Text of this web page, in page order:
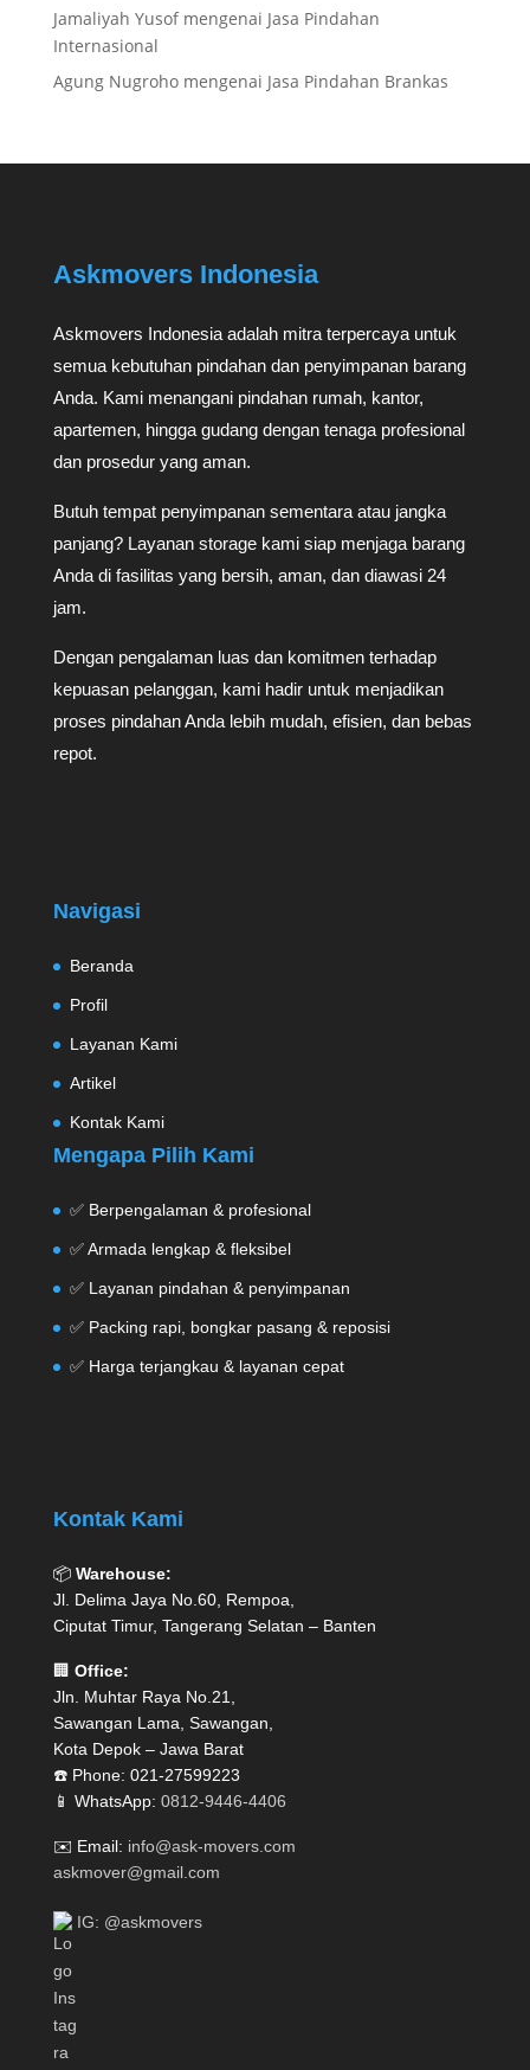
Jamaliyah Yusofmengenai Jasa Pindahan
Internasional
Agung Nugrohomengenai Jasa Pindahan Brankas
Askmovers Indonesia
Askmovers Indonesia adalah mitra terpercaya untuk
semua kebutuhan pindahan dan penyimpanan barang
Anda. Kami menangani pindahan rumah, kantor,
apartemen, hingga gudang dengan tenaga profesional
dan prosedur yang aman.
Butuh tempat penyimpanan sementara atau jangka
panjang? Layanan storage kami siap menjaga barang
Anda di fasilitas yang bersih, aman, dan diawasi 24
jam.
Dengan pengalaman luas dan komitmen terhadap
kepuasan pelanggan, kami hadir untuk menjadikan
proses pindahan Anda lebih mudah, efisien, dan bebas
repot.
Navigasi
Beranda
Profil
Layanan Kami
Artikel
Kontak Kami
Mengapa Pilih Kami
✅ Berpengalaman & profesional
✅ Armada lengkap & fleksibel
✅ Layanan pindahan & penyimpanan
✅ Packing rapi, bongkar pasang & reposisi
✅ Harga terjangkau & layanan cepat
Kontak Kami
📦 Warehouse:
Jl. Delima Jaya No.60, Rempoa,
Ciputat Timur, Tangerang Selatan – Banten
🏢 Office:
Jln. Muhtar Raya No.21,
Sawangan Lama, Sawangan,
Kota Depok – Jawa Barat
☎️ Phone: 021-27599223
📱 WhatsApp: 0812-9446-4406
✉️ Email: info@ask-movers.com
askmover@gmail.com
IG: @askmovers